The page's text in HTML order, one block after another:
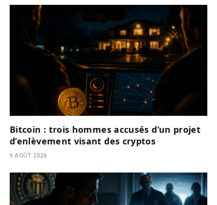
Bitcoin : trois hommes accusés d’un projet
d’enlèvement visant des cryptos
6 AOÛT 2026